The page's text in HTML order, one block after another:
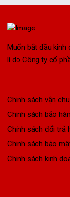
Muốn bắt đầu kinh
lí do Công ty cổ
Chính sách vận
Chính sách bảo
Chính sách đổi trả
Chính sách bảo
Chính sách kinh